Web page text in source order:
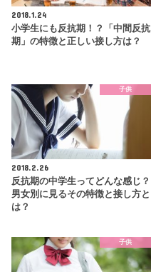
2018.1.24
小学生にも反抗期！？「中間反抗
期」の特徴と正しい接し方は？
子供
2018.2.26
反抗期の中学生ってどんな感じ？
男女別に見るその特徴と接し方と
は？
子供